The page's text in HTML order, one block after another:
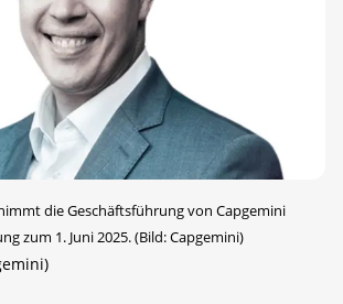
die Geschäftsführung von Capgemini
zum 1. Juni 2025. (Bild: Capgemini)